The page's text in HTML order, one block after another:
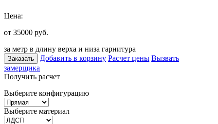
Цена:
от 35000 руб.
за метр в длину верха и низа гарнитура
Заказать Добавить в корзину Расчет цены Вызвать
замерщика
Получить расчет
Выберите конфигурацию
Выберите материал